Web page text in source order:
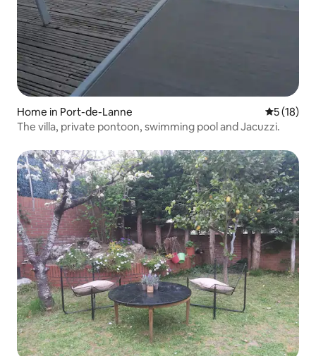
Home in Port-de-Lanne 5 out of 5
5 (18)
The villa, private pontoon, swimming pool and Jacuzzi.